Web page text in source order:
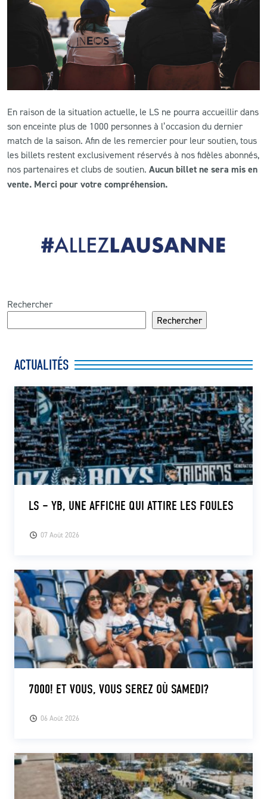
ACTUALITÉS
LS E-SHOP
L’APP DU LS
LS ACADEMY CAMPS
MATCH DES CELEBRITES
En raison de la situation actuelle, le LS ne pourra accueillir dans
son enceinte plus de 1000 personnes à l’occasion du dernier
match de la saison. Afin de les remercier pour leur soutien, tous
les billets restent exclusivement réservés à nos fidèles abonnés,
nos partenaires et clubs de soutien. Aucun billet ne sera mis en
vente. Merci pour votre compréhension.
Rechercher
Rechercher
ACTUALITÉS
07 Août 2026
LS – YB, UNE AFFICHE QUI ATTIRE LES FOULES
06 Août 2026
7000! ET VOUS, VOUS SEREZ OÙ SAMEDI?